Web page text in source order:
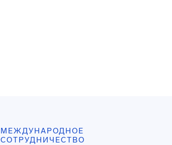
МЕЖДУНАРОДНОЕ
СОТРУДНИЧЕСТВО